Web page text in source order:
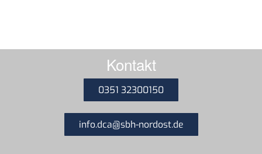
Kontakt
0351 32300150
info.dca@sbh-nordost.de